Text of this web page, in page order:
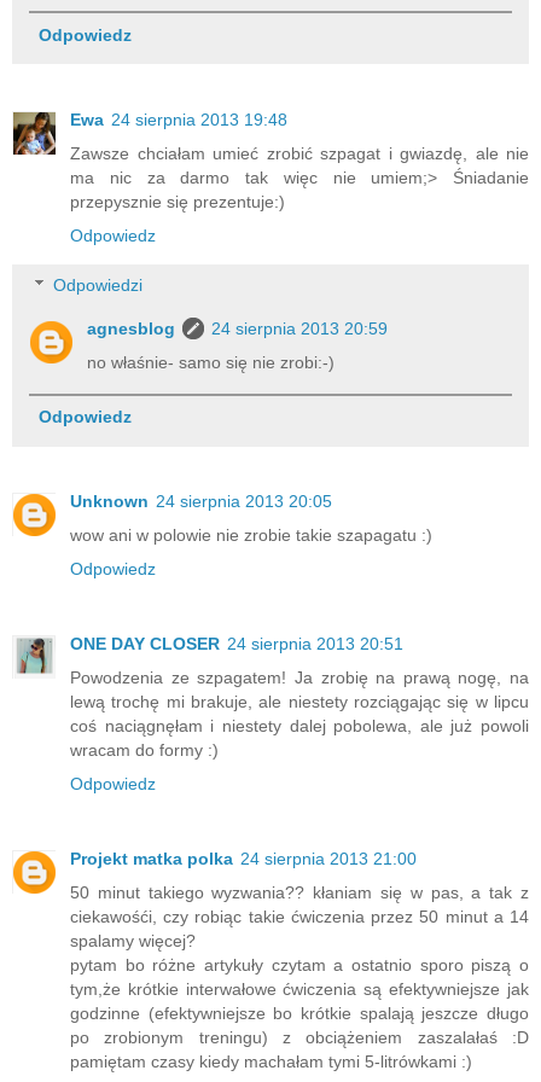
Odpowiedz
Ewa 24 sierpnia 2013 19:48
Zawsze chciałam umieć zrobić szpagat i gwiazdę, ale nie
ma nic za darmo tak więc nie umiem;> Śniadanie
przepysznie się prezentuje:)
Odpowiedz
Odpowiedzi
agnesblog
24 sierpnia 2013 20:59
no właśnie- samo się nie zrobi:-)
Odpowiedz
Unknown 24 sierpnia 2013 20:05
wow ani w polowie nie zrobie takie szapagatu :)
Odpowiedz
ONE DAY CLOSER 24 sierpnia 2013 20:51
Powodzenia ze szpagatem! Ja zrobię na prawą nogę, na
lewą trochę mi brakuje, ale niestety rozciągając się w lipcu
coś naciągnęłam i niestety dalej pobolewa, ale już powoli
wracam do formy :)
Odpowiedz
Projekt matka polka 24 sierpnia 2013 21:00
50 minut takiego wyzwania?? kłaniam się w pas, a tak z
ciekawośći, czy robiąc takie ćwiczenia przez 50 minut a 14
spalamy więcej?
pytam bo różne artykuły czytam a ostatnio sporo piszą o
tym,że krótkie interwałowe ćwiczenia są efektywniejsze jak
godzinne (efektywniejsze bo krótkie spalają jeszcze długo
po zrobionym treningu) z obciążeniem zaszalałaś :D
pamiętam czasy kiedy machałam tymi 5-litrówkami :)